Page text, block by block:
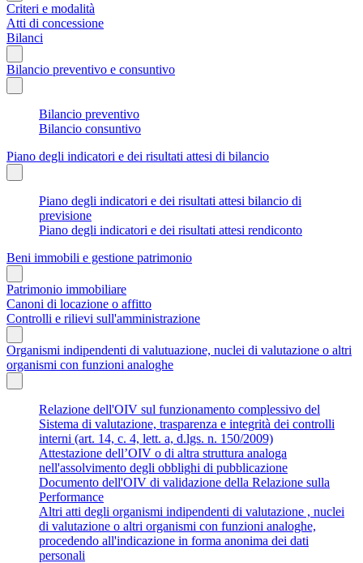
Criteri e modalità
Atti di concessione
Bilanci
Bilancio preventivo e consuntivo
Bilancio preventivo
Bilancio consuntivo
Piano degli indicatori e dei risultati attesi di bilancio
Piano degli indicatori e dei risultati attesi bilancio di
previsione
Piano degli indicatori e dei risultati attesi rendiconto
Beni immobili e gestione patrimonio
Patrimonio immobiliare
Canoni di locazione o affitto
Controlli e rilievi sull'amministrazione
Organismi indipendenti di valutuazione, nuclei di valutazione o altri
organismi con funzioni analoghe
Relazione dell'OIV sul funzionamento complessivo del
Sistema di valutazione, trasparenza e integrità dei controlli
interni (art. 14, c. 4, lett. a, d.lgs. n. 150/2009)
Attestazione dell’OIV o di altra struttura analoga
nell'assolvimento degli obblighi di pubblicazione
Documento dell'OIV di validazione della Relazione sulla
Performance
Altri atti degli organismi indipendenti di valutazione , nuclei
di valutazione o altri organismi con funzioni analoghe,
procedendo all'indicazione in forma anonima dei dati
personali